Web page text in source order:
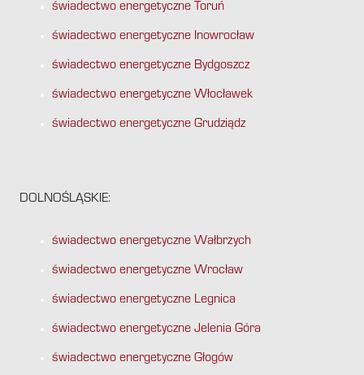
świadectwo energetyczne Toruń
świadectwo energetyczne Inowrocław
świadectwo energetyczne Bydgoszcz
świadectwo energetyczne Włocławek
świadectwo energetyczne Grudziądz
DOLNOŚLĄSKIE:
świadectwo energetyczne Wałbrzych
świadectwo energetyczne Wrocław
świadectwo energetyczne Legnica
świadectwo energetyczne Jelenia Góra
świadectwo energetyczne Głogów